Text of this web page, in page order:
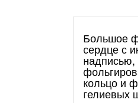
Большое
сердце с
надписью,
кольцо и
гелиевых